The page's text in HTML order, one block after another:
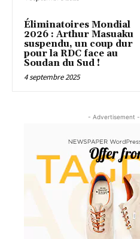
Éliminatoires Mondial
2026 : Arthur Masuaku
suspendu, un coup dur
pour la RDC face au
Soudan du Sud !
4 septembre 2025
- Advertisement -